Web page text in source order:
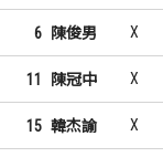
1 劉旻諺
2 曹立中
3
1 王偉丞
2 劉旻諺
2
6 陳俊男 X
11 陳冠中 X
15 韓杰諭 X